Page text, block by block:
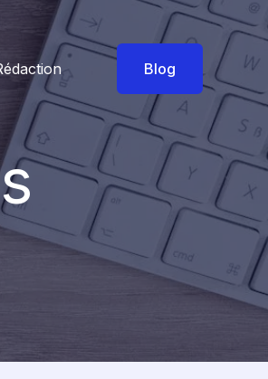
Blog